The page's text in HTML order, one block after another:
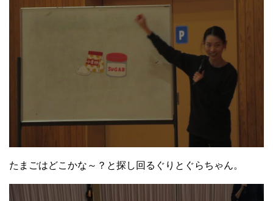
たまごはどこかな～？と探し回るぐりとぐらちゃん。